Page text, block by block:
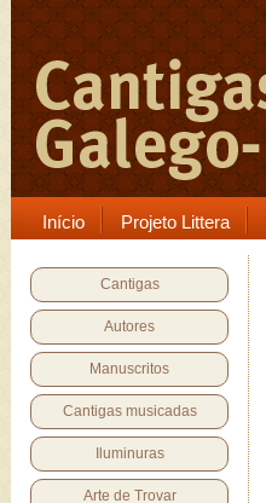
Início Projeto Littera
Cantigas
Autores
Manuscritos
Cantigas musicadas
Iluminuras
Arte de Trovar